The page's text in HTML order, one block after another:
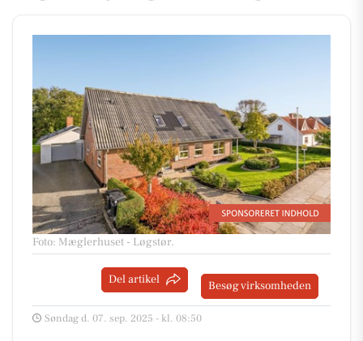
Foto: Mæglerhuset - Løgstør.
Del artikel Besøg virksomheden
Søndag d. 07. sep. 2025 - kl. 08:50